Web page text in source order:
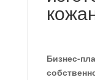
Бизнес-